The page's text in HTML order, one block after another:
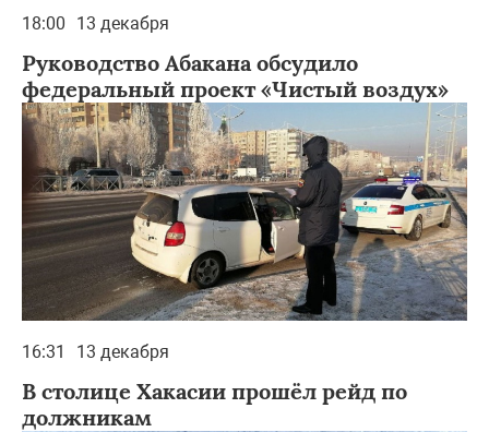
18:00 13 декабря
Руководство Абакана обсудило
федеральный проект «Чистый воздух»
16:31 13 декабря
В столице Хакасии прошёл рейд по
должникам